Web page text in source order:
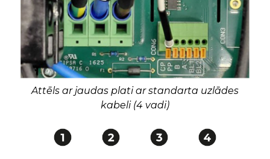
Attēls ar jaudas plati ar standarta uzlādes
kabeli (4 vadi)